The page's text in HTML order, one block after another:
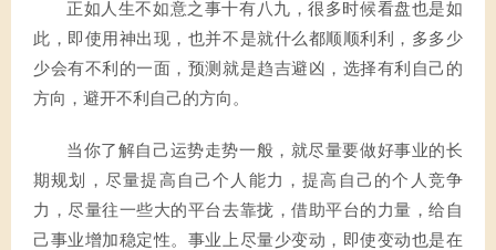
正如人生不如意之事十有八九，很多时候看盘也是如
此，即使用神出现，也并不是就什么都顺顺利利，多多少
少会有不利的一面，预测就是趋吉避凶，选择有利自己的
方向，避开不利自己的方向。
当你了解自己运势走势一般，就尽量要做好事业的长
期规划，尽量提高自己个人能力，提高自己的个人竞争
力，尽量往一些大的平台去靠拢，借助平台的力量，给自
己事业增加稳定性。事业上尽量少变动，即使变动也是在